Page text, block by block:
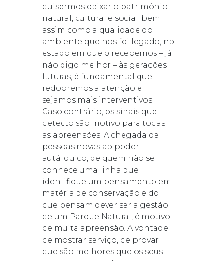
quisermos deixar o património
natural, cultural e social, bem
assim como a qualidade do
ambiente que nos foi legado, no
estado em que o recebemos – já
não digo melhor – às gerações
futuras, é fundamental que
redobremos a atenção e
sejamos mais interventivos.
Caso contrário, os sinais que
detecto são motivo para todas
as apreensões. A chegada de
pessoas novas ao poder
autárquico, de quem não se
conhece uma linha que
identifique um pensamento em
matéria de conservação e do
que pensam dever ser a gestão
de um Parque Natural, é motivo
de muita apreensão. A vontade
de mostrar serviço, de provar
que são melhores que os seus